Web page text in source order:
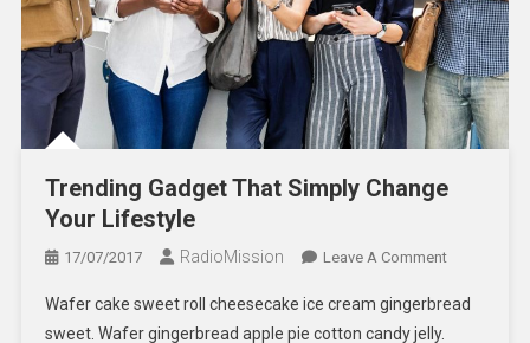
Trending Gadget That Simply Change
Your Lifestyle
17/07/2017 RadioMission Leave A CommentOn
Gadget
Wafer cake sweet roll cheesecake ice cream gingerbread
sweet. Wafer gingerbread apple pie cotton candy jelly.